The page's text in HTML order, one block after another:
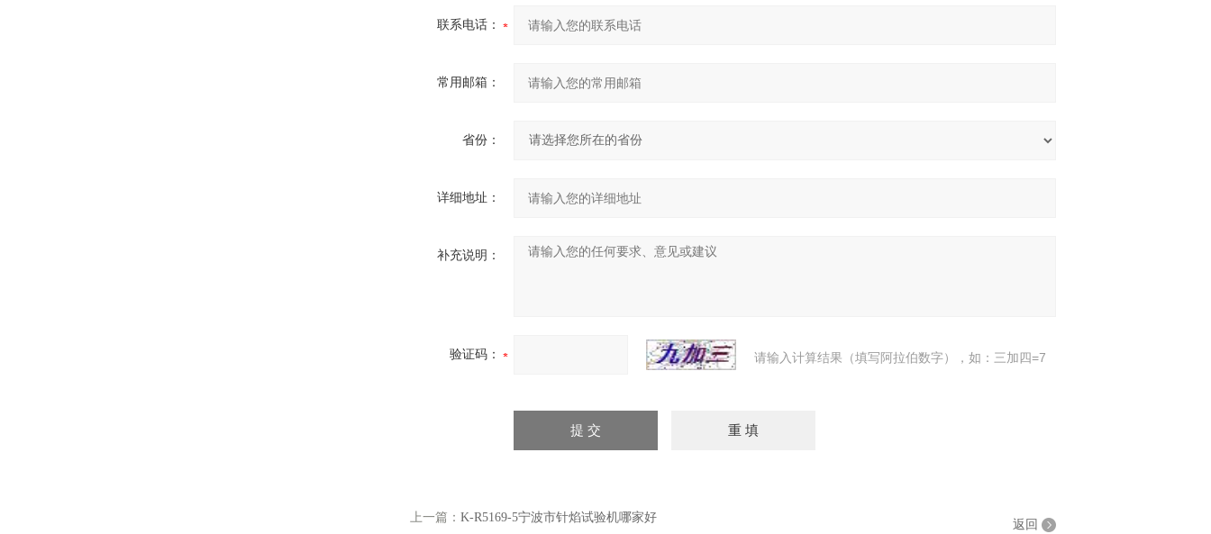
联系电话：
常用邮箱：
省份：
详细地址：
补充说明：
验证码： 请输入计算结果（填写阿拉伯数字），如：三加四=7
上一篇： K-R5169-5宁波市针焰试验机哪家好
返回